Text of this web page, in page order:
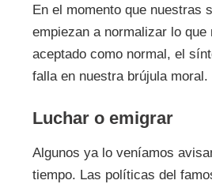
En el momento que nuestras
empiezan a normalizar lo que
aceptado como normal, el
falla en nuestra brújula moral.
Luchar o emigrar
Algunos ya lo veníamos
tiempo. Las políticas del